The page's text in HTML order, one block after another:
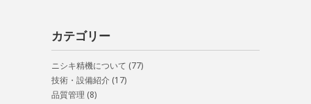
カテゴリー
ニシキ精機について (77)
技術・設備紹介 (17)
品質管理 (8)